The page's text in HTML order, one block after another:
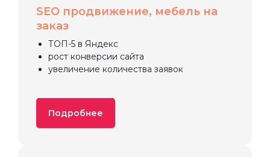
SEO продвижение, мебель на
заказ
ТОП-5 в Яндекс
рост конверсии сайта
увеличение количества заявок
Подробнее